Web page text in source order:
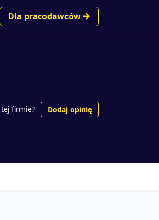
Dla pracodawców
tej firmie? Dodaj opinię